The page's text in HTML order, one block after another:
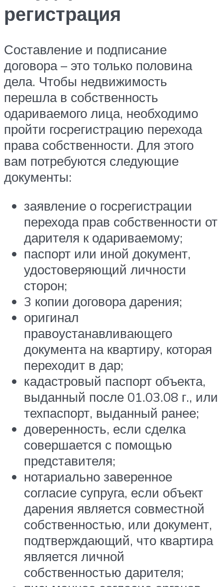
регистрация
Составление и подписание
договора – это только половина
дела. Чтобы недвижимость
перешла в собственность
одариваемого лица, необходимо
пройти госрегистрацию перехода
права собственности. Для этого
вам потребуются следующие
документы:
заявление о госрегистрации
перехода прав собственности от
дарителя к одариваемому;
паспорт или иной документ,
удостоверяющий личности
сторон;
3 копии договора дарения;
оригинал
правоустанавливающего
документа на квартиру, которая
переходит в дар;
кадастровый паспорт объекта,
выданный после 01.03.08 г., или
техпаспорт, выданный ранее;
доверенность, если сделка
совершается с помощью
представителя;
нотариально заверенное
согласие супруга, если объект
дарения является совместной
собственностью, или документ,
подтверждающий, что квартира
является личной
собственностью дарителя;